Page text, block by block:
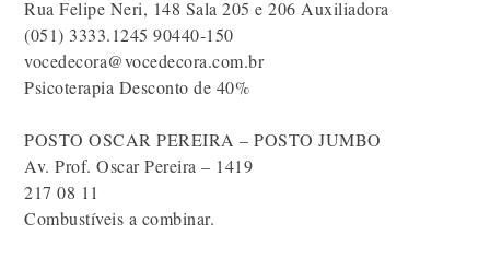
Rua Felipe Neri, 148 Sala 205 e 206 Auxiliadora
(051) 3333.1245 90440-150
vocedecora@vocedecora.com.br
Psicoterapia Desconto de 40%
POSTO OSCAR PEREIRA – POSTO JUMBO
Av. Prof. Oscar Pereira – 1419
217 08 11
Combustíveis a combinar.